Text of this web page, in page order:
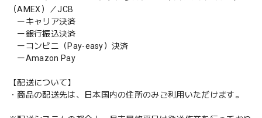
（AMEX）／JCB
ーキャリア決済
ー銀行振込決済
ーコンビニ（Pay-easy）決済
ーAmazon Pay
【配送について】
・商品の配送先は、日本国内の住所のみご利用いただけます。